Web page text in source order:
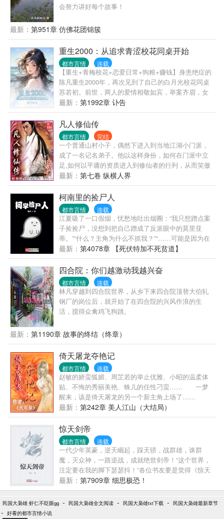
会努力讲好每个故事！
最新： 第951章 仿佛花团锦簇
重生2000：从追求青涩校花同桌开始
都市言情 连载
【重生+青梅校花+恋爱日常+狗粮+赚钱】身患绝症的
陈凡重生2000年，再次见到了自己的白月光校花同桌
苏若初。前世，两人的爱情相敬如宾，举案齐眉，女
友却因为一场车祸意外身亡。陈凡抱憾终身。这一
世，陈凡发誓绝不放手，要创造一个崭新的商业帝
国，给她最完美的爱情跟未来。“苏若初，这辈子我要
牵着你的手，看尽星河灿烂，人间繁华！”
最新： 第1992章 讣告
凡人修仙传
都市言情 完结
一个普通山村小子，偶然下进入到当地江湖小门派，
成了一名记名弟子。他以这样身份，如何在门派中立
足,如何以平庸的资质进入到修仙者的行列，从而笑傲
三界之中！ 看凡人修仙传精彩书评集锦，请检索书
号：{凡人凡语}
最新： 第七卷 纵横人界
柯南里的捡尸人
都市言情 连载
江夏吸了一口假烟，忧愁地吐出烟圈：“我只想蹭点案
子捡捡尸，没想到把自己蹭成了反派眼中的莫里亚
蒂。”“什么？主角为什么不抓我？”“……可能是因为在
他们眼里，我是当代的高中生版福尔摩
斯。”——————对主角的采访：问您成为黑衣组织
王牌鲨手的秘诀是？江夏：“带上柯南去目标家里转一
圈。”问您屡次追回被基德盗走的宝物的秘诀是？江
夏：“他同伙是我马甲。”——————对柯学世界侦探
们的采访：何看待江夏侦探们：“除了破案太快，没有
其他缺点。”为高中生侦探，为什么不联合江夏一起对
抗黑衣组织？侦探们（匆忙摆手）：“不不不，不能告
点中文网，名侦探柯南同人】掺杂部分金田一案件
最新： 第4078章 【死伏特加不死贫道】
四合院：你们越激动我越兴奋
都市言情 连载
林凡穿越到四合院世界，从乡下来四合院顶替大伯轧
钢厂的岗位后，就开始了在四合院的兴风作浪的生
活，搅得众禽鸡飞狗跳。
最新： 第1190章 故事的终结（终章）
倚天屠龙夺艳记
都市言情 连载
赵敏的娇蛮狐媚、周芷若的举止优雅、小昭的温柔体
贴、不悔的秀丽美艳、蛛儿的任性刁蛮…… 一梦
醒来，该是倚天屠龙的另一个新主角上场了……
最新： 第242章 美人江山（大结局）
惊天剑帝
都市言情 连载
一代少年英豪，逆天崛起，踩天骄，战群雄，诛群
魔，灭众神，一路逆战，成就绝世剑帝！“这个世界，
注定要在我的脚下瑟瑟抖！”各位书友要是觉得《惊天
剑帝》还不错的话请不要忘记向您要是觉得《惊天剑
帝》还不错的话请不要忘记向您>
最新： 第7909章 细思极恐！
民国大枭雄 虾仁不眨眼gg - 民国大枭雄全文阅读 - 民国大枭雄txt下载 - 民国大枭雄最新章节
- 好看的都市言情小说